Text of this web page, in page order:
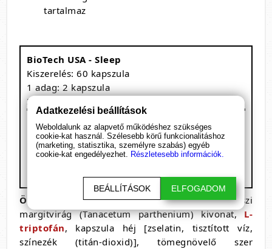
tartalmaz
BioTech USA - Sleep
Kiszerelés: 60 kapszula
1 adag: 2 kapszula
30 adagot tartalmaz
Megnevezés
L-Triptofán
300 mg
Prunus Cerasus
350 mg
Összetevők
: Prunus cerasus gyümölcs kivonat, őszi
margitvirág (Tanacetum parthenium) kivonat,L-
triptofán, kapszula héj [zselatin, tisztított víz,
színezék (titán-dioxid)], tömegnövelő szer
Adatkezelési beállítások
Weboldalunk az alapvető működéshez szükséges
cookie-kat használ. Szélesebb körű funkcionalitáshoz
(marketing, statisztika, személyre szabás) egyéb
cookie-kat engedélyezhet. Részletesebb információk.
BEÁLLÍTÁSOK ELFOGADOM